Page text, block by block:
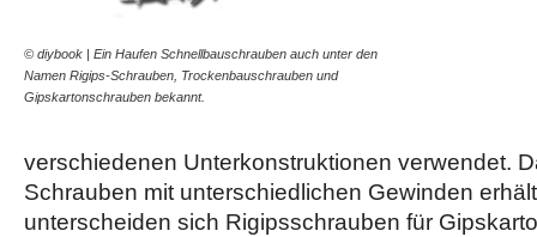
© diybook | Ein Haufen Schnellbauschrauben auch unter den
Namen Rigips-Schrauben, Trockenbauschrauben und
Gipskartonschrauben bekannt.
verschiedenen Unterkonstruktionen verwendet.
Schrauben mit unterschiedlichen Gewinden
unterscheiden sich Rigipsschrauben für